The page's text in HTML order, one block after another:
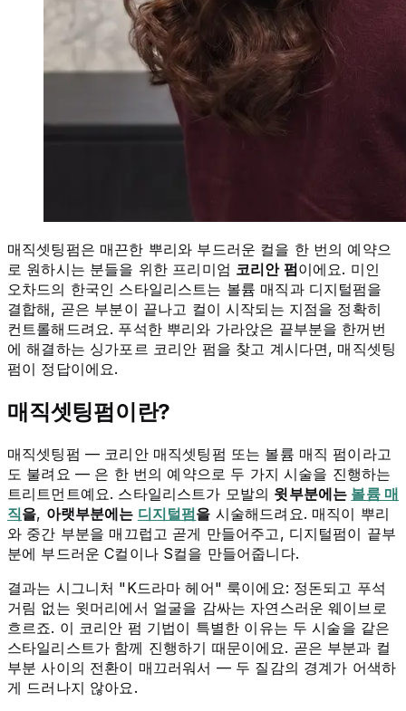
매직셋팅펌은 매끈한 뿌리와 부드러운 컬을 한 번의 예약으
로 원하시는 분들을 위한 프리미엄 코리안 펌이에요. 미인
오차드의 한국인 스타일리스트는 볼륨 매직과 디지털펌을
결합해, 곧은 부분이 끝나고 컬이 시작되는 지점을 정확히
컨트롤해드려요. 푸석한 뿌리와 가라앉은 끝부분을 한꺼번
에 해결하는 싱가포르 코리안 펌을 찾고 계시다면, 매직셋팅
펌이 정답이에요.
매직셋팅펌이란?
매직셋팅펌 — 코리안 매직셋팅펌 또는 볼륨 매직 펌이라고
도 불려요 — 은 한 번의 예약으로 두 가지 시술을 진행하는
트리트먼트예요. 스타일리스트가 모발의 윗부분에는 볼륨 매
직을, 아랫부분에는 디지털펌을 시술해드려요. 매직이 뿌리
와 중간 부분을 매끄럽고 곧게 만들어주고, 디지털펌이 끝부
분에 부드러운 C컬이나 S컬을 만들어줍니다.
결과는 시그니처 "K드라마 헤어" 룩이에요: 정돈되고 푸석
거림 없는 윗머리에서 얼굴을 감싸는 자연스러운 웨이브로
흐르죠. 이 코리안 펌 기법이 특별한 이유는 두 시술을 같은
스타일리스트가 함께 진행하기 때문이에요. 곧은 부분과 컬
부분 사이의 전환이 매끄러워서 — 두 질감의 경계가 어색하
게 드러나지 않아요.